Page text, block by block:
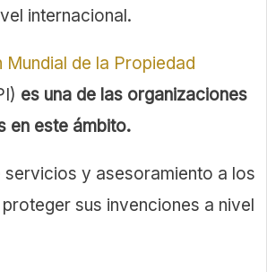
internacional.
Mundial de la Propiedad
es una de las organizaciones
en este ámbito.
servicios y asesoramiento a los
sus invenciones a nivel